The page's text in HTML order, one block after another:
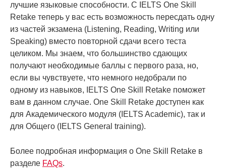
лучшие языковые способности. С IELTS One Skill
Retake теперь у вас есть возможность пересдать одну
из частей экзамена (Listening, Reading, Writing или
Speaking) вместо повторной сдачи всего теста
целиком. Мы знаем, что большинство сдающих
получают необходимые баллы с первого раза, но,
если вы чувствуете, что немного недобрали по
одному из навыков, IELTS One Skill Retake поможет
вам в данном случае. One Skill Retake доступен как
для Академического модуля (IELTS Academic), так и
для Общего (IELTS General training).
Более подробная информация o One Skill Retake в
разделе FAQs.